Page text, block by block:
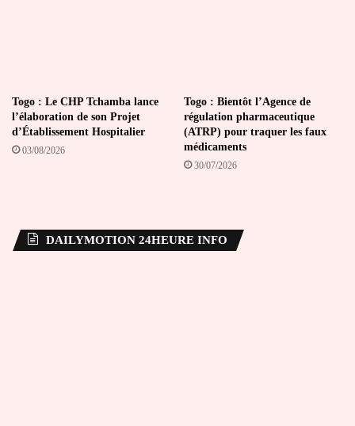
Togo : Le CHP Tchamba lance
l’élaboration de son Projet
d’Établissement Hospitalier
03/08/2026
Togo : Bientôt l’Agence de
régulation pharmaceutique
(ATRP) pour traquer les faux
médicaments
30/07/2026
DAILYMOTION 24HEURE INFO